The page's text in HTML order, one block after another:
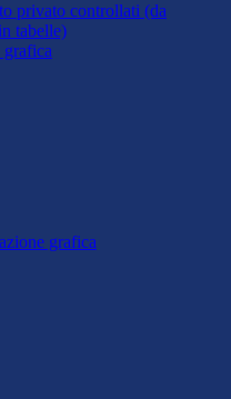
privato controllati (da
tabelle)
grafica
grafica